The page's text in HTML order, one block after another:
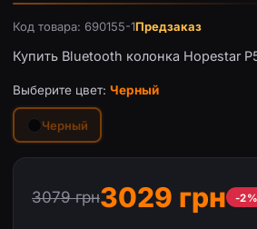
Код товара: 690155-1Предзаказ
Купить Bluetooth колонка Hopestar
Выберите цвет: Черный
Черный
3079 грн3029 грн -2%